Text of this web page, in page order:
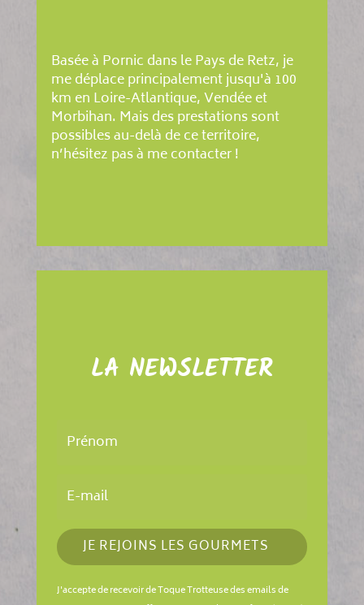
Basée à Pornic dans le Pays de Retz, je
me déplace principalement jusqu'à 100
km en Loire-Atlantique, Vendée et
Morbihan. Mais des prestations sont
possibles au-delà de ce territoire,
n’hésitez pas à me contacter !
LA NEWSLETTER
JE REJOINS LES GOURMETS
J'accepte de recevoir de Toque Trotteuse des emails de